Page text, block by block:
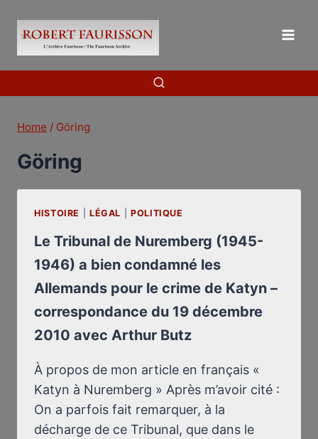
content
Home / Göring
Göring
HISTOIRE LÉGAL POLITIQUE
Le Tribunal de Nuremberg (1945-
1946) a bien condamné les
Allemands pour le crime de Katyn –
correspondance du 19 décembre
2010 avec Arthur Butz
À propos de mon article en français «
Katyn à Nuremberg » Après m’avoir cité :
On a parfois fait remarquer, à la
décharge de ce Tribunal, que dans le